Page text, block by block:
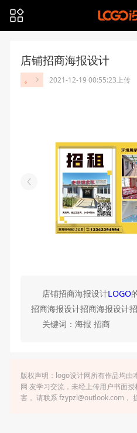
店铺招商海报设计
。 2021-12-19 00:55:23上传
店铺招商海报设计LOGO
招商海报设计招商海报设计
关键词：海报 招商
版权声明：logo设计网所有作品均由
网 友学习交流，未经上传用户书面
害， 请联系 fzypzl@outlook.com，